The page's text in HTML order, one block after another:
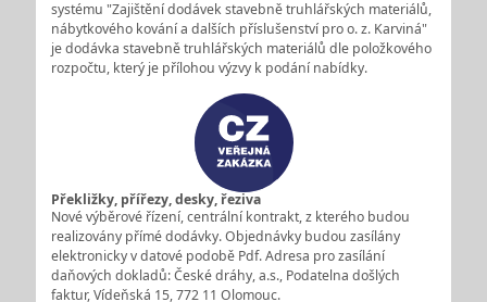
systému "Zajištění dodávek stavebně truhlářských materiálů,
nábytkového kování a dalších příslušenství pro o. z. Karviná"
je dodávka stavebně truhlářských materiálů dle položkového
rozpočtu, který je přílohou výzvy k podání nabídky.
Překližky, přířezy, desky, řeziva
Nové výběrové řízení, centrální kontrakt, z kterého budou
realizovány přímé dodávky. Objednávky budou zasílány
elektronicky v datové podobě Pdf. Adresa pro zasílání
daňových dokladů: České dráhy, a.s., Podatelna došlých
faktur, Vídeňská 15, 772 11 Olomouc.